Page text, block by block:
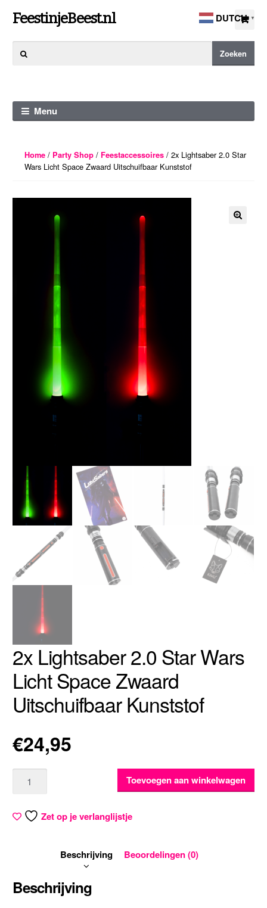
Ga
naar
navigatie
Ga
naar
de
FeestinjeBeest.nl
naar:
Zoeken
Menu
Home/ Party Shop/ Feestaccessoires/ 2x Lightsaber 2.0 Star
Wars Licht Space Zwaard Uitschuifbaar Kunststof
2x Lightsaber 2.0 Star Wars
Licht Space Zwaard
Uitschuifbaar Kunststof
€24,95
Toevoegen aan winkelwagen
Zet op je verlanglijstje
Beschrijving Beoordelingen (0)
Beschrijving
DUTCH ▼